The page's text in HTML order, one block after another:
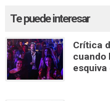
Te puede interesar
Crítica
cuando